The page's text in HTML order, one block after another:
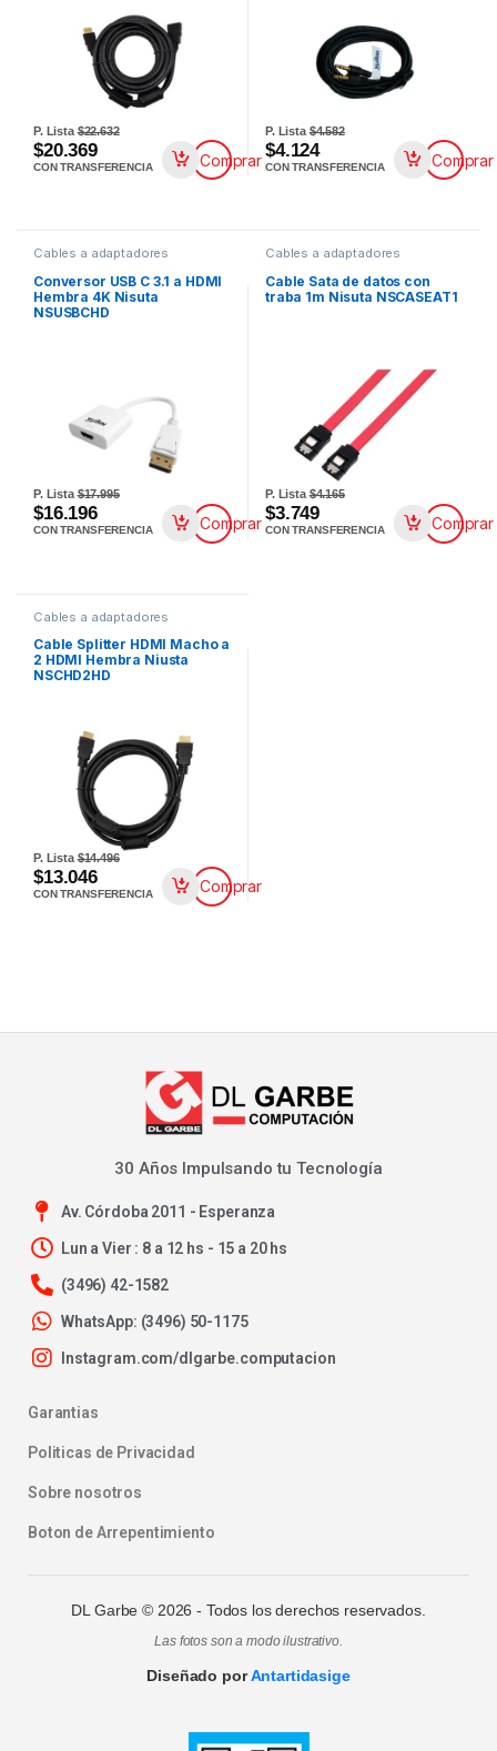
P. Lista$22.632
$20.369
CON TRANSFERENCIA Comprar
P. Lista$4.582
$4.124
CON TRANSFERENCIA Comprar
Cables a adaptadores
Conversor USB C 3.1 a HDMI
Hembra 4K Nisuta
NSUSBCHD
P. Lista$17.995
$16.196
CON TRANSFERENCIA Comprar
Cables a adaptadores
Cable Sata de datos con
traba 1m Nisuta NSCASEAT1
P. Lista$4.165
$3.749
CON TRANSFERENCIA Comprar
Cables a adaptadores
Cable Splitter HDMI Macho a
2 HDMI Hembra Niusta
NSCHD2HD
P. Lista$14.496
$13.046
CON TRANSFERENCIA Comprar
30 Años Impulsando tu Tecnología
Av. Córdoba 2011 - Esperanza
Lun a Vier : 8 a 12 hs - 15 a 20 hs
(3496) 42-1582
WhatsApp: (3496) 50-1175
Instagram.com/dlgarbe.computacion
Garantias
Politicas de Privacidad
Sobre nosotros
Boton de Arrepentimiento
DL Garbe © 2026 - Todos los derechos reservados.
Las fotos son a modo ilustrativo.
Diseñado porAntartidasige